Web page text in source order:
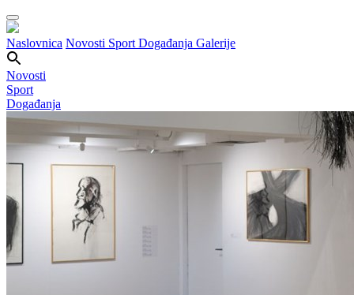
Naslovnica Novosti Sport Događanja Galerije
Novosti
Sport
Događanja